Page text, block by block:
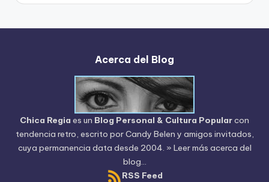
Blog
Acerca del Blog
Chica Regia es un Blog Personal & Cultura Popularcon
tendencia retro, escrito porCandy Belen y amigos invitados,
cuya permanencia data desde 2004. » Leer más acerca del
blog...
RSS Feed